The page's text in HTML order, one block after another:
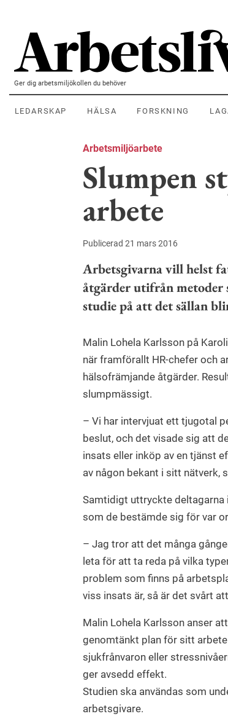
Ger dig arbetsmiljökollen du behöver
LEDARSKAP HÄLSA FORSKNING
Arbetsmiljöarbete
Slumpen
arbete
Publicerad 21 mars 2016
Arbetsgivarna vill helst
åtgärder utifrån metoder
studie på att det sällan
Malin Lohela Karlsson på
när framförallt HR-chefer och
hälsofrämjande åtgärder.
slumpmässigt.
– Vi har intervjuat ett tjugotal
beslut, och det visade sig att
insats eller inköp av en tjänst
av någon bekant i sitt nätverk,
Samtidigt uttryckte
som de bestämde sig för var
– Jag tror att det många
leta för att ta reda på vilka
problem som finns på
viss insats är, så är det svårt
Malin Lohela Karlsson anser
genomtänkt plan för sitt
sjukfrånvaron eller
ger avsedd effekt.
Studien ska användas som
arbetsgivare.